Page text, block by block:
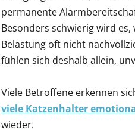
permanente
Besonders schwierig wird
Belastung oft nicht
fühlen sich deshalb allein,
Viele Betroffene erkennen
viele Katzenhalter
wieder.